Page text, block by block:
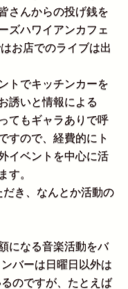
さんからの投げ銭を
ズハワイアンカフェ
お店でのライブは出
トでキッチンカーを
誘いと情報による
てもギャラありで呼
すので、経費的にト
イベントを中心に活
す。
き、なんとか活動の
になる音楽活動をバ
バーは日曜日以外は
のですが、たとえば